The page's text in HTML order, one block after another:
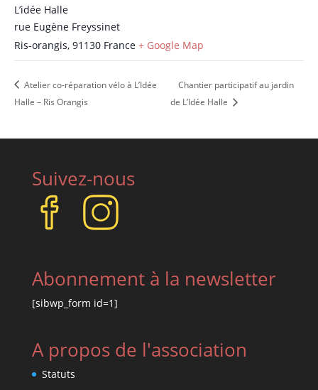
L’idée Halle
rue Eugène Freyssinet
Ris-orangis, 91130 France + Google Map
Atelier co-réparation vélo à L’Idée
Halle – Ris Orangis
Chantier participatif au jardin
de L’Idée Halle
Suivez-nous
Abonnement à la newsletter
[sibwp_form id=1]
A propos de l'association
Statuts